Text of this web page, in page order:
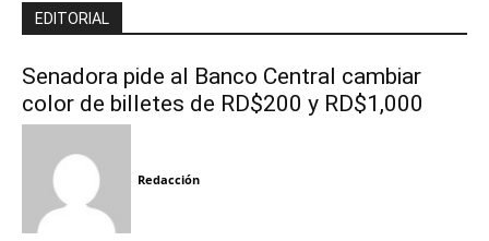
EDITORIAL
Senadora pide al Banco Central cambiar
color de billetes de RD$200 y RD$1,000
Redacción